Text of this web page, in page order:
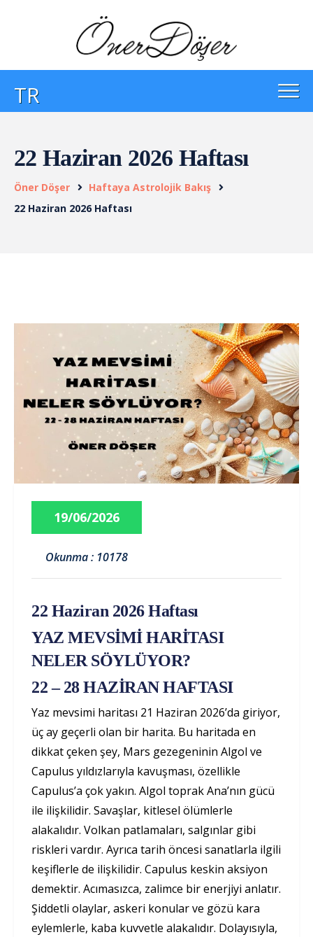
TR
22 Haziran 2026 Haftası
Öner Döşer
Haftaya Astrolojik Bakış
22 Haziran 2026 Haftası
19/06/2026
Okunma : 10178
22 Haziran 2026 Haftası
YAZ MEVSİMİ HARİTASI
NELER SÖYLÜYOR?
22 – 28 HAZİRAN HAFTASI
Yaz mevsimi haritası 21 Haziran 2026’da giriyor,
üç ay geçerli olan bir harita. Bu haritada en
dikkat çeken şey, Mars gezegeninin Algol ve
Capulus yıldızlarıyla kavuşması, özellikle
Capulus’a çok yakın. Algol toprak Ana’nın gücü
ile ilişkilidir. Savaşlar, kitlesel ölümlerle
alakalıdır. Volkan patlamaları, salgınlar gibi
riskleri vardır. Ayrıca tarih öncesi sanatlarla ilgili
keşiflerle de ilişkilidir. Capulus keskin aksiyon
demektir. Acımasızca, zalimce bir enerjiyi anlatır.
Şiddetli olaylar, askeri konular ve gözü kara
eylemlerle, kaba kuvvetle alakalıdır. Dolayısıyla,